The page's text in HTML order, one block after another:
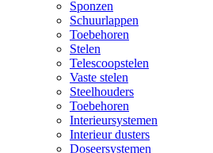
Sponzen
Schuurlappen
Toebehoren
Stelen
Telescoopstelen
Vaste stelen
Steelhouders
Toebehoren
Interieursystemen
Interieur dusters
Doseersystemen